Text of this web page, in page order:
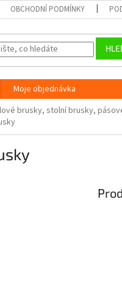
OBCHODNÍ PODMÍNKY
Moje objednávka
brusky, stolní brusky,